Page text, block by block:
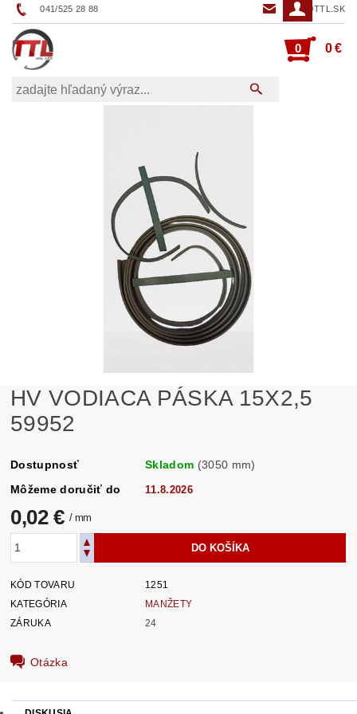
041/525 28 88 TTL@TTL.SK
0 0 €
HV VODIACA PÁSKA 15X2,5
59952
Dostupnosť Skladom (3050 mm)
Môžeme doručiť do
11.8.2026
0,02 € / mm
KÓD TOVARU
1251
KATEGÓRIA
MANŽETY
ZÁRUKA
24
Otázka